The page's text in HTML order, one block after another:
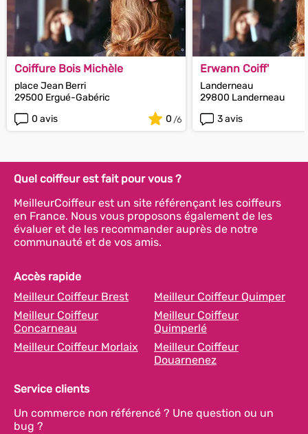
Coiffure Bois Michèle
place Jean Berri
29500 Ergué-Gabéric
0 avis
0
Erwann Coiff'
Landerneau
29800 Landerneau
3 avis
Quel coiffeur est fait pour vous ?
MeilleurCoiffeur est un site référençant les coiffeurs
en France. Nous vous proposons également de les
évaluer et de les recommander auprès de notre
communauté et de vos amis.
Accès rapide
Meilleur Coiffeur Brest
Meilleur Coiffeur Quimper
Meilleur Coiffeur
Concarneau
Meilleur Coiffeur
Quimperlé
Meilleur Coiffeur Morlaix
Meilleur Coiffeur
Douarnenez
Service clients
Un commerce non référencé ? Une question ou un
bug ?